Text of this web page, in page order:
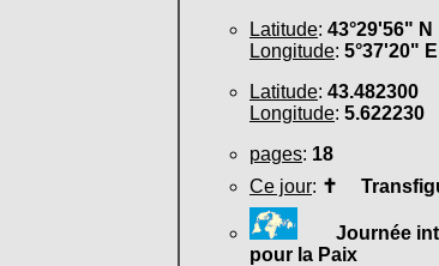
Latitude: 43°29'56" N
Longitude: 5°37'20" E
Latitude: 43.482300
Longitude: 5.622230
pages: 18
Ce jour: ✝
Journée
pour la Paix